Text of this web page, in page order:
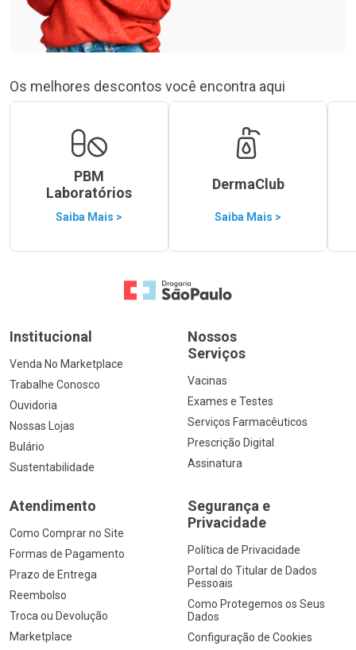
Os melhores descontos você encontra aqui
PBM
Laboratórios
Saiba Mais >
DermaClub
Saiba Mais >
Ir para a Home
Institucional
Venda No Marketplace
Trabalhe Conosco
Ouvidoria
Nossas Lojas
Bulário
Sustentabilidade
Nossos
Serviços
Vacinas
Exames e Testes
Serviços Farmacêuticos
Prescrição Digital
Assinatura
Atendimento
Como Comprar no Site
Formas de Pagamento
Prazo de Entrega
Reembolso
Troca ou Devolução
Marketplace
Segurança e
Privacidade
Política de Privacidade
Portal do Titular de Dados
Pessoais
Como Protegemos os Seus
Dados
Configuração de Cookies